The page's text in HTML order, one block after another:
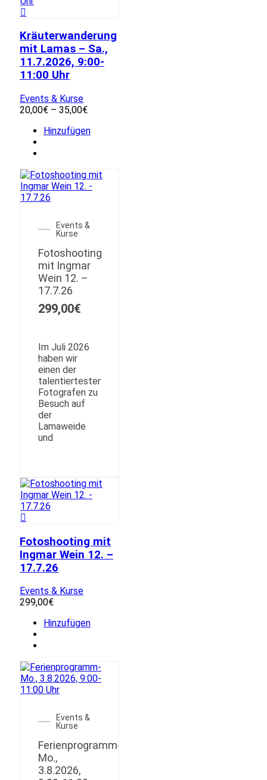
Kräuterwanderung
mit Lamas – Sa.,
11.7.2026, 9:00-
11:00 Uhr
Events & Kurse
20,00€ – 35,00€Preisspanne:
bis
HinzufügenDieses
Varianten
auf.
Produktseite
gewählt
Events &
Kurse
Fotoshooting
mit Ingmar
Wein 12. –
17.7.26
299,00€
Im Juli 2026
haben wir
einen der
talentiertesten
Fotografen zu
Besuch auf
der
Lamaweide
und
Fotoshooting mit
Ingmar Wein 12. –
17.7.26
Events & Kurse
299,00€
Hinzufügen
Events &
Kurse
Ferienprogramm-
Mo.,
3.8.2026,